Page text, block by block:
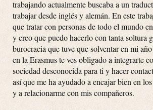
trabajando actualmente buscaba a un
trabajar desde inglés y alemán. En este
que tratar con personas de todo el mundo
y creo que puedo hacerlo con tanta soltura
burocracia que tuve que solventar en mi
en la Erasmus te ves obligado a integrarte
sociedad desconocida para ti y hacer
así que me ha ayudado a encajar bien en
y a relacionarme con mis compañeros.